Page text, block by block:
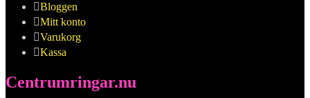
Bloggen
Mitt konto
Varukorg
Kassa
Centrumringar.nu